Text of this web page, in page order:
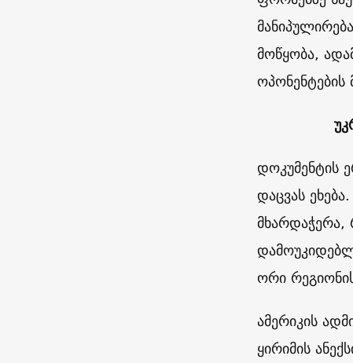
მოწყობა,
დოკუმენტის
დაცვას
მხარდაჭერა,
ორი
ამერიკის
ყირიმის